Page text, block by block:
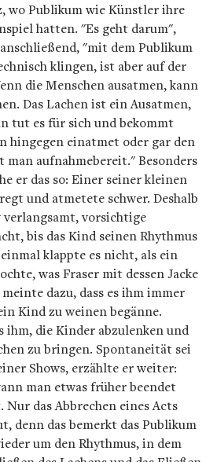
wo Publikum wie Künstler ihre
hatten. "Es geht darum",
"mit dem Publikum
klingen, ist aber auf der
die Menschen ausatmen, kann
Das Lachen ist ein Ausatmen,
tut es für sich und bekommt
hingegen einatmet oder gar den
aufnahmebereit." Besonders
er das so: Einer seiner kleinen
und atmetete schwer. Deshalb
verlangsamt, vorsichtige
bis das Kind seinen Rhythmus
klappte es nicht, als ein
was Fraser mit dessen Jacke
dazu, dass es ihm immer
Kind zu weinen begänne.
ihm, die Kinder abzulenken und
zu bringen. Spontaneität sei
Shows, erzählte er weiter:
man etwas früher beendet
Nur das Abbrechen eines Acts
denn das bemerkt das Publikum
um den Rhythmus, in dem